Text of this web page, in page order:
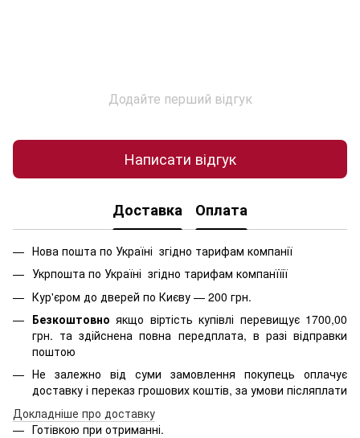
Додайте перший відгук
Написати відгук
Доставка Оплата
Нова пошта по Україні згідно тарифам компанії
Укрпошта по Україні згідно тарифам компанїїії
Кур'єром до дверей по Києву — 200 грн.
Безкоштовно якщо віртість купівлі перевищує 1700,00
грн. та здійснена повна передплата, в разі відправки
поштою
Не залежно від суми замовлення покупець оплачує
доставку і переказ грошових коштів, за умови післяплати
Докладніше про доставку
Готівкою при отриманні.